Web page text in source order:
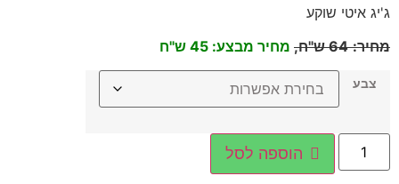
ג'יג איטי שוקע
מחיר:
64 ש"ח, מחיר מבצע: 45 ש"ח
צבע
הוספה לסל